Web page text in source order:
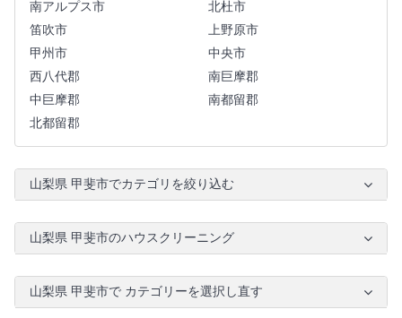
南アルプス市
北杜市
笛吹市
上野原市
甲州市
中央市
西八代郡
南巨摩郡
中巨摩郡
南都留郡
北都留郡
山梨県 甲斐市でカテゴリを絞り込む
山梨県 甲斐市のハウスクリーニング
山梨県 甲斐市で カテゴリーを選択し直す